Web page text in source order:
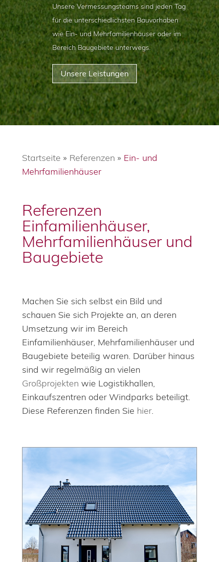
Unsere Vermessungsteams sind jeden Tag
für die unterschiedlichsten Bauvorhaben
wie Ein- und Mehrfamilienhäuser oder im
Bereich Baugebiete unterwegs.
Unsere Leistungen
Startseite » Referenzen » Ein- und
Mehrfamilienhäuser
Referenzen
Einfamilienhäuser,
Mehrfamilienhäuser und
Baugebiete
Machen Sie sich selbst ein Bild und
schauen Sie sich Projekte an, an deren
Umsetzung wir im Bereich
Einfamilienhäuser, Mehrfamilienhäuser und
Baugebiete beteilig waren. Darüber hinaus
sind wir regelmäßig an vielen
Großprojekten wie Logistikhallen,
Einkaufszentren oder Windparks beteiligt.
Diese Referenzen finden Sie hier.